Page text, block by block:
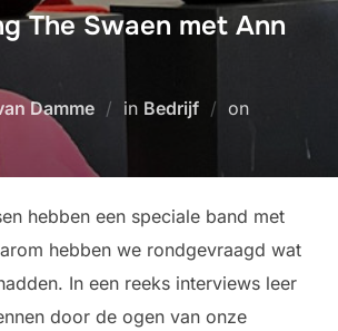
The Swaen met Ann
Damme in Bedrijf onGeplaatst
hebben een speciale band met
hebben we rondgevraagd wat
In een reeks interviews leer
door de ogen van onze